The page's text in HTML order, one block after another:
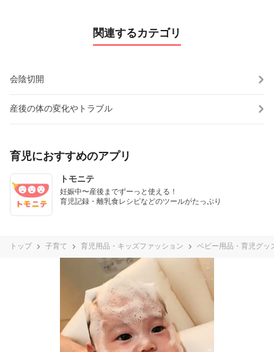
関連するカテゴリ
会陰切開
産後の体の変化やトラブル
育児におすすめのアプリ
トモニテ
妊娠中〜産後までずーっと使える！
育児記録・離乳食レシピなどのツールがたっぷり
トップ 子育て 育児用品・キッズファッション ベビー用品・育児グッ